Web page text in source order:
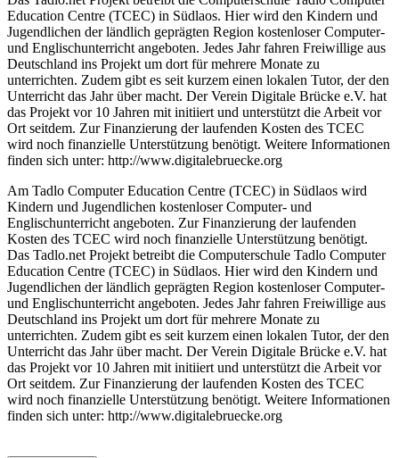
Education Centre (TCEC) in Südlaos. Hier wird den Kindern und
Jugendlichen der ländlich geprägten Region kostenloser Computer-
und Englischunterricht angeboten. Jedes Jahr fahren Freiwillige aus
Deutschland ins Projekt um dort für mehrere Monate zu
unterrichten. Zudem gibt es seit kurzem einen lokalen Tutor, der den
Unterricht das Jahr über macht. Der Verein Digitale Brücke e.V. hat
das Projekt vor 10 Jahren mit initiiert und unterstützt die Arbeit vor
Ort seitdem. Zur Finanzierung der laufenden Kosten des TCEC
wird noch finanzielle Unterstützung benötigt. Weitere Informationen
finden sich unter: http://www.digitalebruecke.org
Am Tadlo Computer Education Centre (TCEC) in Südlaos wird
Kindern und Jugendlichen kostenloser Computer- und
Englischunterricht angeboten. Zur Finanzierung der laufenden
Kosten des TCEC wird noch finanzielle Unterstützung benötigt.
Das Tadlo.net Projekt betreibt die Computerschule Tadlo Computer
Education Centre (TCEC) in Südlaos. Hier wird den Kindern und
Jugendlichen der ländlich geprägten Region kostenloser Computer-
und Englischunterricht angeboten. Jedes Jahr fahren Freiwillige aus
Deutschland ins Projekt um dort für mehrere Monate zu
unterrichten. Zudem gibt es seit kurzem einen lokalen Tutor, der den
Unterricht das Jahr über macht. Der Verein Digitale Brücke e.V. hat
das Projekt vor 10 Jahren mit initiiert und unterstützt die Arbeit vor
Ort seitdem. Zur Finanzierung der laufenden Kosten des TCEC
wird noch finanzielle Unterstützung benötigt. Weitere Informationen
finden sich unter: http://www.digitalebruecke.org